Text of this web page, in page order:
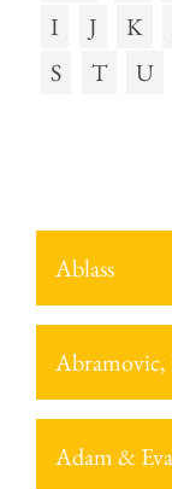
I
J K
S
T U
Ablass
Adam & Eva